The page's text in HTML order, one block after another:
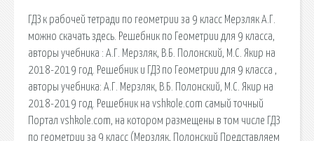
ГДЗ к рабочей тетради по геометрии за 9 класс Мерзляк А.Г.
можно скачать здесь. Решебник по Геометрии для 9 класса,
авторы учебника : А.Г. Мерзляк, В.Б. Полонский, М.С. Якир на
2018-2019 год. Решебник и ГДЗ по Геометрии для 9 класса ,
авторы учебника: А.Г. Мерзляк, В.Б. Полонский, М.С. Якир на
2018-2019 год. Решебник на vshkole.com самый точный
Портал vshkole.com, на котором размещены в том числе ГДЗ
по геометрии за 9 класс (Мерзляк, Полонский Представляем